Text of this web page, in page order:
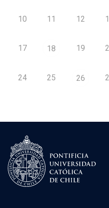
10 11 12
17 18 19
24 25 26